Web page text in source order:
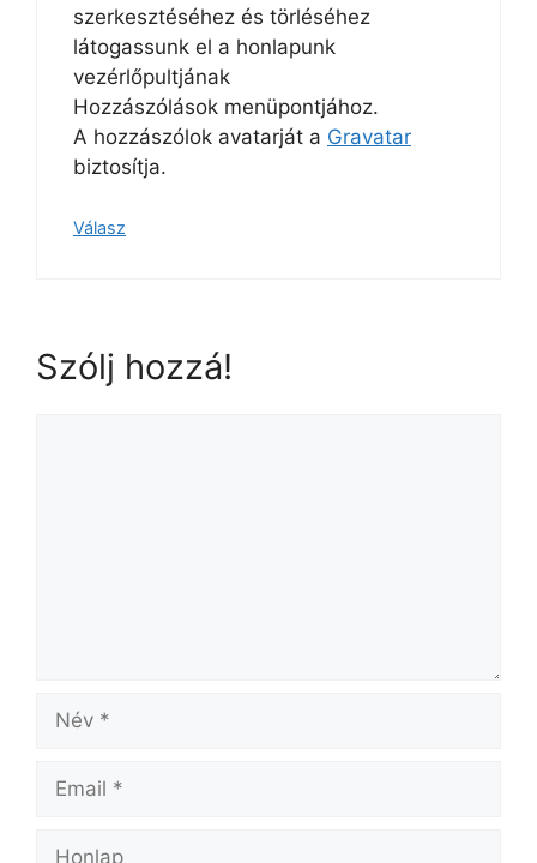
szerkesztéséhez és törléséhez
látogassunk el a honlapunk
vezérlőpultjának
Hozzászólások menüpontjához.
A hozzászólok avatarját a Gravatar
biztosítja.
Válasz
Szólj hozzá!